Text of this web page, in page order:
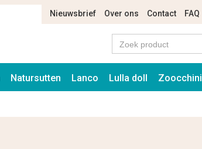
Nieuwsbrief Over ons Contact FAQ
Natursutten Lanco Lulla doll Zoocchini